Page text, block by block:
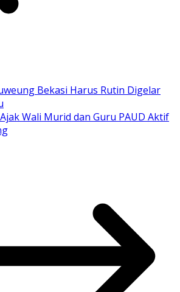
Bekasi Harus Rutin Digelar
Wali Murid dan Guru PAUD Aktif